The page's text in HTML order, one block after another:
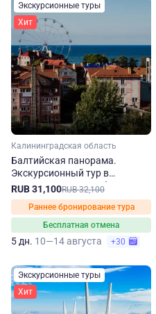
Экскурсионные туры
Хит
Калининградская область
Балтийская панорама.
Экскурсионный тур в
Калининградскую область
RUB 31,100RUB 32,100
Раннее бронирование тура
Бесплатная отмена
5 дн. 10—14 августа +30
Экскурсионные туры
Хит